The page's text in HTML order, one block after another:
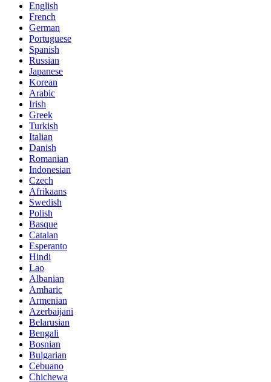
English
French
German
Portuguese
Spanish
Russian
Japanese
Korean
Arabic
Irish
Greek
Turkish
Italian
Danish
Romanian
Indonesian
Czech
Afrikaans
Swedish
Polish
Basque
Catalan
Esperanto
Hindi
Lao
Albanian
Amharic
Armenian
Azerbaijani
Belarusian
Bengali
Bosnian
Bulgarian
Cebuano
Chichewa